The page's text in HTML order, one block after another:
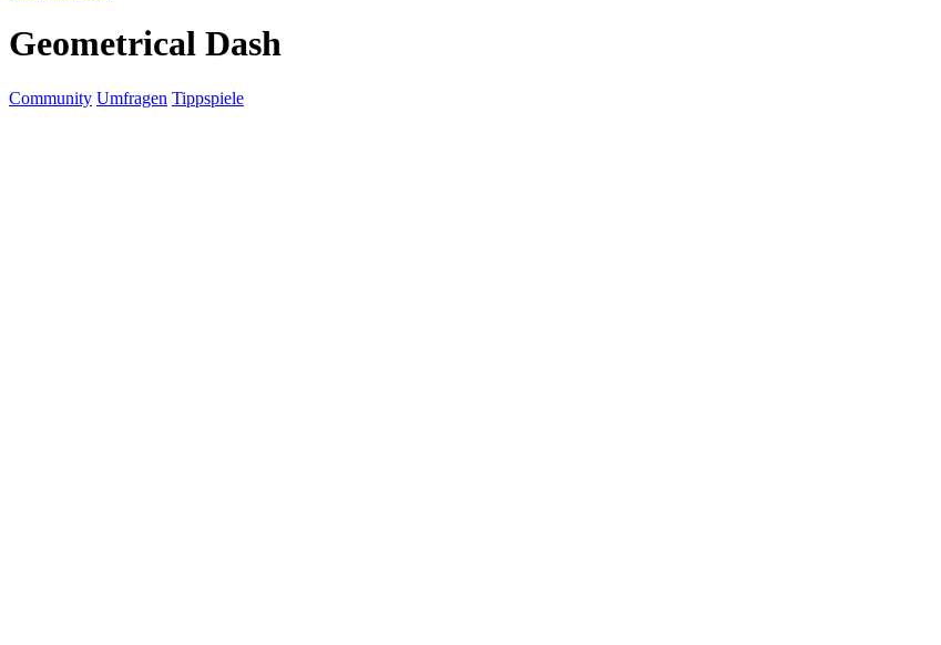
Geometrical Dash
Community Umfragen Tippspiele